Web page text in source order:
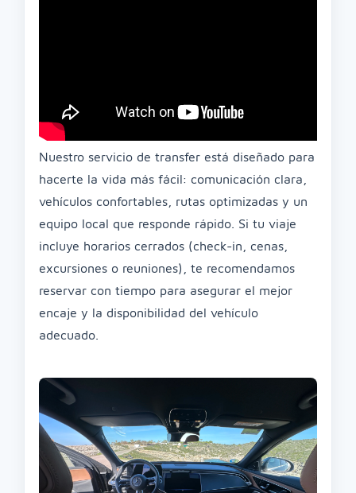
Nuestro servicio de transfer está diseñado para
hacerte la vida más fácil: comunicación clara,
vehículos confortables, rutas optimizadas y un
equipo local que responde rápido. Si tu viaje
incluye horarios cerrados (check-in, cenas,
excursiones o reuniones), te recomendamos
reservar con tiempo para asegurar el mejor
encaje y la disponibilidad del vehículo
adecuado.